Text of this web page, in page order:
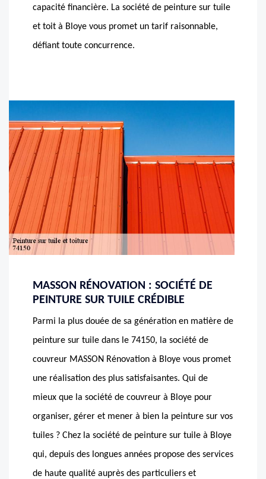
capacité financière. La société de peinture sur tuile
et toit à Bloye vous promet un tarif raisonnable,
défiant toute concurrence.
MASSON RÉNOVATION : SOCIÉTÉ DE
PEINTURE SUR TUILE CRÉDIBLE
Parmi la plus douée de sa génération en matière de
peinture sur tuile dans le 74150, la société de
couvreur MASSON Rénovation à Bloye vous promet
une réalisation des plus satisfaisantes. Qui de
mieux que la société de couvreur à Bloye pour
organiser, gérer et mener à bien la peinture sur vos
tuiles ? Chez la société de peinture sur tuile à Bloye
qui, depuis des longues années propose des services
de haute qualité auprès des particuliers et